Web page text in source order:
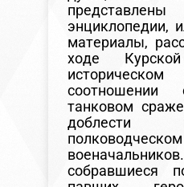
энциклопедии,
материалы,
ходе
соотношении
танковом
собравшиеся